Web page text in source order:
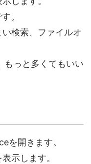
。
検索、ファイルオ
もっと多くてもいい
開きます。
示します。